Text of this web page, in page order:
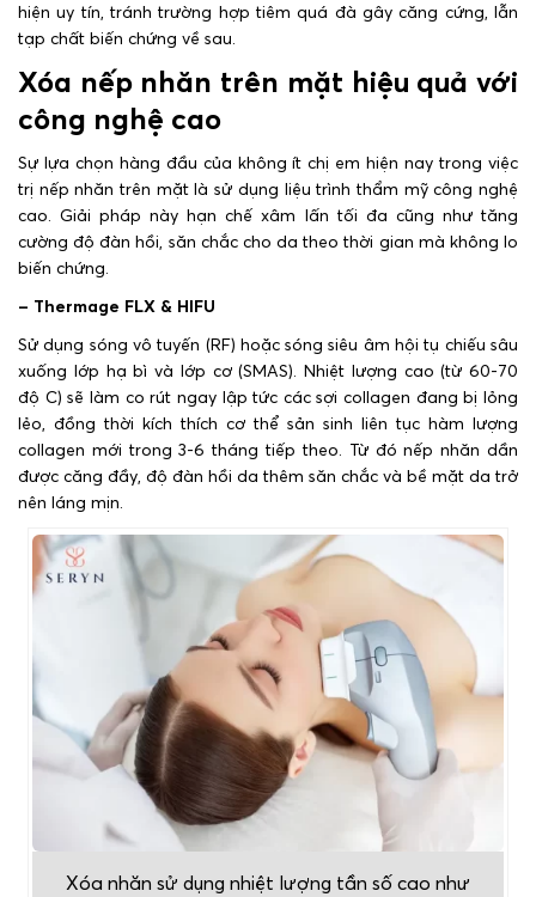
hiện uy tín, tránh trường hợp tiêm quá đà gây căng cứng, lẫn
tạp chất biến chứng về sau.
Xóa nếp nhăn trên mặt hiệu quả với
công nghệ cao
Sự lựa chọn hàng đầu của không ít chị em hiện nay trong việc
trị nếp nhăn trên mặt là sử dụng liệu trình thẩm mỹ công nghệ
cao. Giải pháp này hạn chế xâm lấn tối đa cũng như tăng
cường độ đàn hồi, săn chắc cho da theo thời gian mà không lo
biến chứng.
– Thermage FLX & HIFU
Sử dụng sóng vô tuyến (RF) hoặc sóng siêu âm hội tụ chiếu sâu
xuống lớp hạ bì và lớp cơ (SMAS). Nhiệt lượng cao (từ 60-70
độ C) sẽ làm co rút ngay lập tức các sợi collagen đang bị lỏng
lẻo, đồng thời kích thích cơ thể sản sinh liên tục hàm lượng
collagen mới trong 3-6 tháng tiếp theo. Từ đó nếp nhăn dần
được căng đầy, độ đàn hồi da thêm săn chắc và bề mặt da trở
nên láng mịn.
Xóa nhăn sử dụng nhiệt lượng tần số cao như